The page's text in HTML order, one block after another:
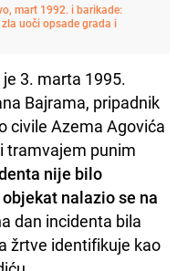
mart 1992. i barikade:
uoči opsade grada i
3. marta 1995.
Bajrama, pripadnik
civile Azema Agovića
tramvajem punim
nije bilo
nalazio se na
dan incidenta bila
žrtve identifikuje kao